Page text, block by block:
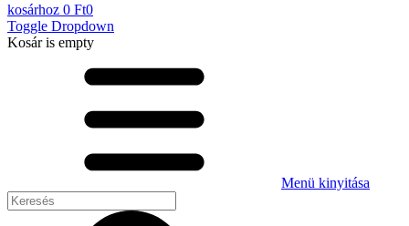
kosárhoz 0 Ft0
Toggle Dropdown
Kosáris empty
Menü kinyitása